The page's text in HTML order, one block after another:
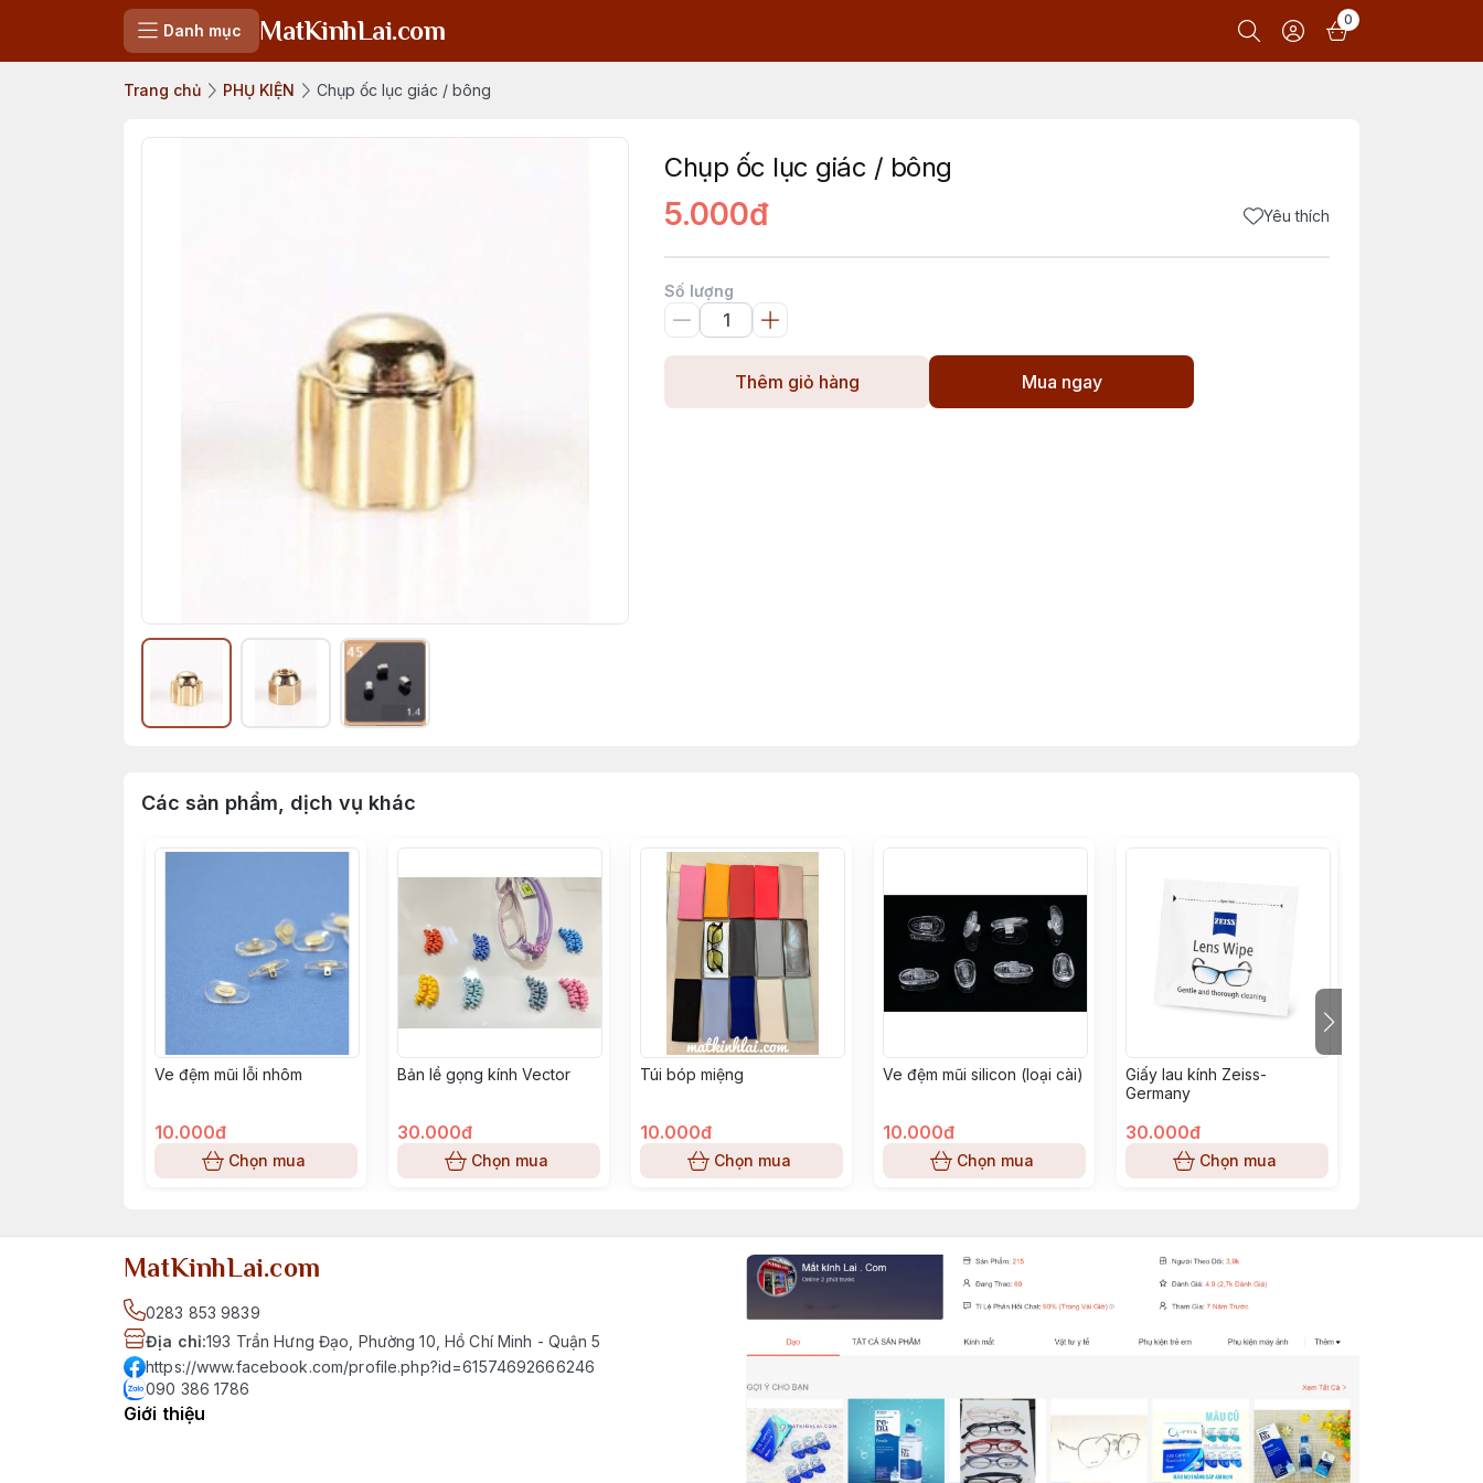
Danh mục MatKinhLai.com 0
Trang chủ PHỤ KIỆN Chụp ốc lục giác / bông
Chụp ốc lục giác / bông
5.000đ Yêu thích
Số lượng
Thêm giỏ hàng Mua ngay
Các sản phẩm, dịch vụ khác
Ve đệm mũi lỗi nhôm
10.000đ
Chọn mua
Bản lề gọng kính Vector
30.000đ
Chọn mua
Túi bóp miệng
10.000đ
Chọn mua
Ve đệm mũi silicon (loại cài)
10.000đ
Chọn mua
Giấy lau kính Zeiss-
Germany
30.000đ
Chọn mua
MatKinhLai.com
0283 853 9839
Địa chỉ:193 Trần Hưng Đạo, Phường 10, Hồ Chí Minh - Quận 5
https://www.facebook.com/profile.php?id=61574692666246
090 386 1786
Giới thiệu